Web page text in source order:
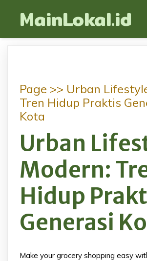
MainLokal.id
Page >> Urban
Tren Hidup Praktis
Kota
Urban
Modern:
Hidup
Generasi
Make your grocery shopping easy